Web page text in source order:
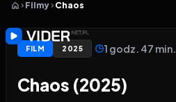
Filmy Chaos
FILM 2025 1 godz. 47 min.
Chaos (2025)